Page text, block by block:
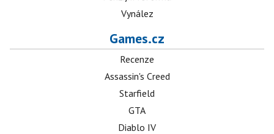
Vynález
Games.cz
Recenze
Assassin's Creed
Starfield
GTA
Diablo IV